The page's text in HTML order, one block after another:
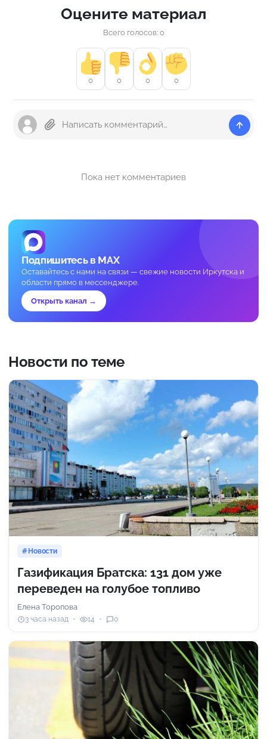
Оцените материал
Всего голосов: 0
0 0 0 0
Пока нет комментариев
Подпишитесь в MAX
Оставайтесь с нами на связи — свежие новости Иркутска и
области прямо в мессенджере.
Открыть канал →
Новости по теме
Новости
Газификация Братска: 131 дом уже
переведен на голубое топливо
Елена Торопова
3 часа назад 14 0